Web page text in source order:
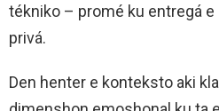
tékniko – promé ku entregá
privá.
Den henter e konteksto aki